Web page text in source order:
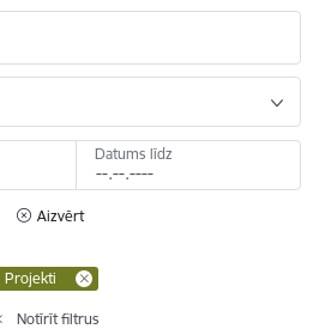
Datums līdz
Aizvērt
Projekti
Notīrīt filtrus